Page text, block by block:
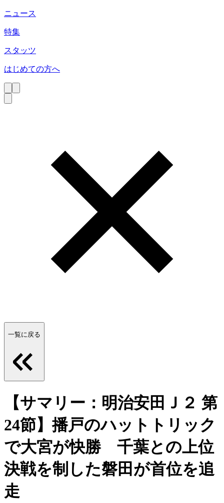
ニュース
特集
スタッツ
はじめての方へ
一覧に戻る
【サマリー：明治安田Ｊ２ 第
24節】播戸のハットトリック
で大宮が快勝 千葉との上位
決戦を制した磐田が首位を追
走